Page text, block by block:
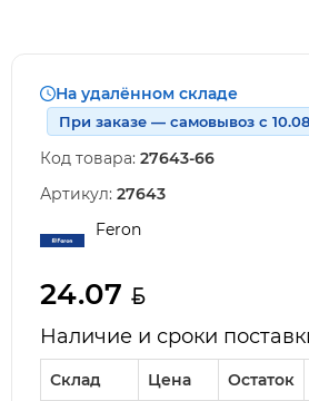
На удалённом складе
При заказе — самовывоз с
Код товара: 27643-66
Артикул: 27643
Feron
24.07
Наличие и сроки
Склад Цена Остаток